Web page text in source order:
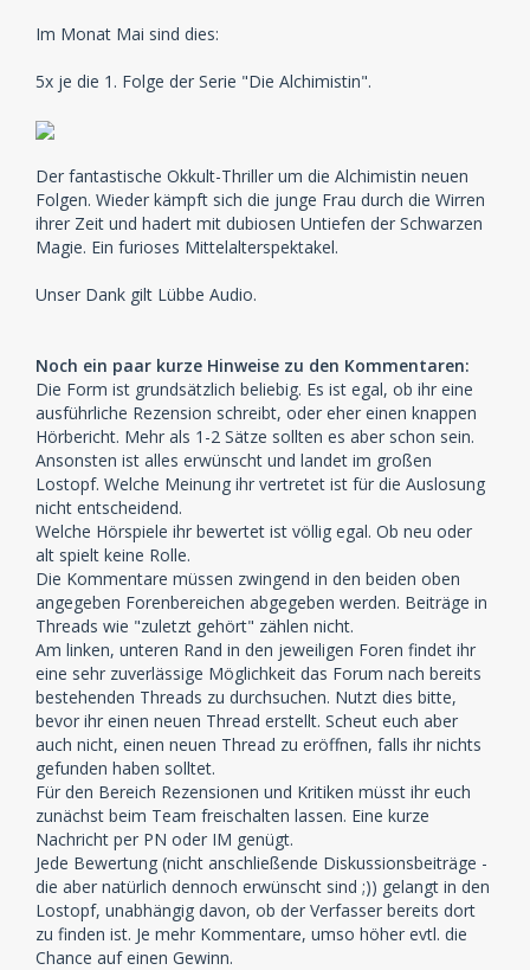
Im Monat Mai sind dies:
5x je die 1. Folge der Serie "Die Alchimistin".
Der fantastische Okkult-Thriller um die Alchimistin neuen
Folgen. Wieder kämpft sich die junge Frau durch die Wirren
ihrer Zeit und hadert mit dubiosen Untiefen der Schwarzen
Magie. Ein furioses Mittelalterspektakel.
Unser Dank gilt Lübbe Audio.
Noch ein paar kurze Hinweise zu den Kommentaren:
Die Form ist grundsätzlich beliebig. Es ist egal, ob ihr eine
ausführliche Rezension schreibt, oder eher einen knappen
Hörbericht. Mehr als 1-2 Sätze sollten es aber schon sein.
Ansonsten ist alles erwünscht und landet im großen
Lostopf. Welche Meinung ihr vertretet ist für die Auslosung
nicht entscheidend.
Welche Hörspiele ihr bewertet ist völlig egal. Ob neu oder
alt spielt keine Rolle.
Die Kommentare müssen zwingend in den beiden oben
angegeben Forenbereichen abgegeben werden. Beiträge in
Threads wie "zuletzt gehört" zählen nicht.
Am linken, unteren Rand in den jeweiligen Foren findet ihr
eine sehr zuverlässige Möglichkeit das Forum nach bereits
bestehenden Threads zu durchsuchen. Nutzt dies bitte,
bevor ihr einen neuen Thread erstellt. Scheut euch aber
auch nicht, einen neuen Thread zu eröffnen, falls ihr nichts
gefunden haben solltet.
Für den Bereich Rezensionen und Kritiken müsst ihr euch
zunächst beim Team freischalten lassen. Eine kurze
Nachricht per PN oder IM genügt.
Jede Bewertung (nicht anschließende Diskussionsbeiträge -
die aber natürlich dennoch erwünscht sind ;)) gelangt in den
Lostopf, unabhängig davon, ob der Verfasser bereits dort
zu finden ist. Je mehr Kommentare, umso höher evtl. die
Chance auf einen Gewinn.